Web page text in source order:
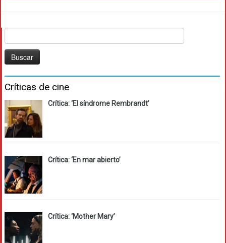
Críticas de cine
Crítica: ‘El síndrome Rembrandt’
Crítica: ‘En mar abierto’
Crítica: ‘Mother Mary’